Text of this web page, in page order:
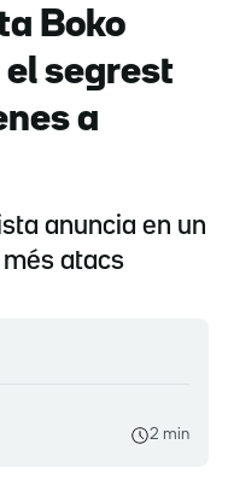
Boko
segrest
a
anuncia en un
més atacs
2 min